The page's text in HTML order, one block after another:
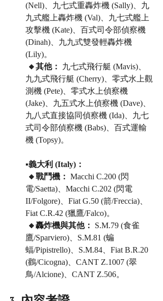
(Nell)、九七式重轟炸機 (Sally)、九
九式艦上轟炸機 (Val)、九七式艦上
攻擊機 (Kate)、百式司令部偵察機
(Dinah)、九九式雙發輕轟炸機
(Lily)。
🔸其他：
九七式飛行艇 (Mavis)、
九九式飛行艇 (Cherry)、零式水上觀
測機 (Pete)、零式水上偵察機
(Jake)、九五式水上偵察機 (Dave)、
九八式直接協同偵察機 (Ida)、九七
式司令部偵察機 (Babs)、百式運輸
機 (Topsy)。
▪️義大利 (Italy)：
🔸戰鬥機： Macchi C.200 (閃
電/Saetta)、Macchi C.202 (閃電
II/Folgore)、Fiat G.50 (箭/Freccia)、
Fiat C.R.42 (獵鷹/Falco)。
🔸轟炸機與其他：
S.M.79 (食雀
鷹/Sparviero)、S.M.81 (蝙
蝠/Pipistrello)、S.M.84、Fiat B.R.20
(鸛/Cicogna)、CANT Z.1007 (翠
鳥/Alcione)、CANT Z.506。